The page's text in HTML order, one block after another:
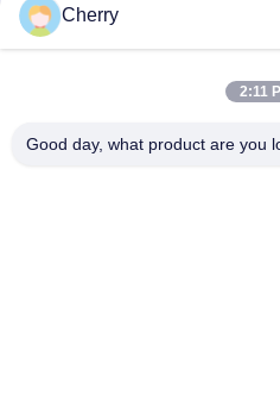
Konstruktionselementen statt
Cherry
2:11
Good day, what product are you